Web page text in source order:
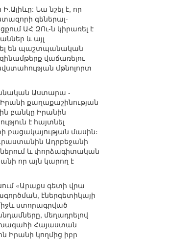
Նա նշել է, որ
գեներալ-
ԱՀ ԶՈւ-ն կիրառել է
և այլ
են պաշտպանական
վաճառելու
մթնոլորտ
Աստարա -
քաղաքաշինության
բանկը Իրանին
է հայտնել
բացակայության մասին։
Ադրբեջանի
և փորձագիտական
որ այն կարող է
«Արաքս գետի վրա
էներգետիկայի
ստորագրված
մեղադրելով
Հայաստան
Իրանի կողմից իբր